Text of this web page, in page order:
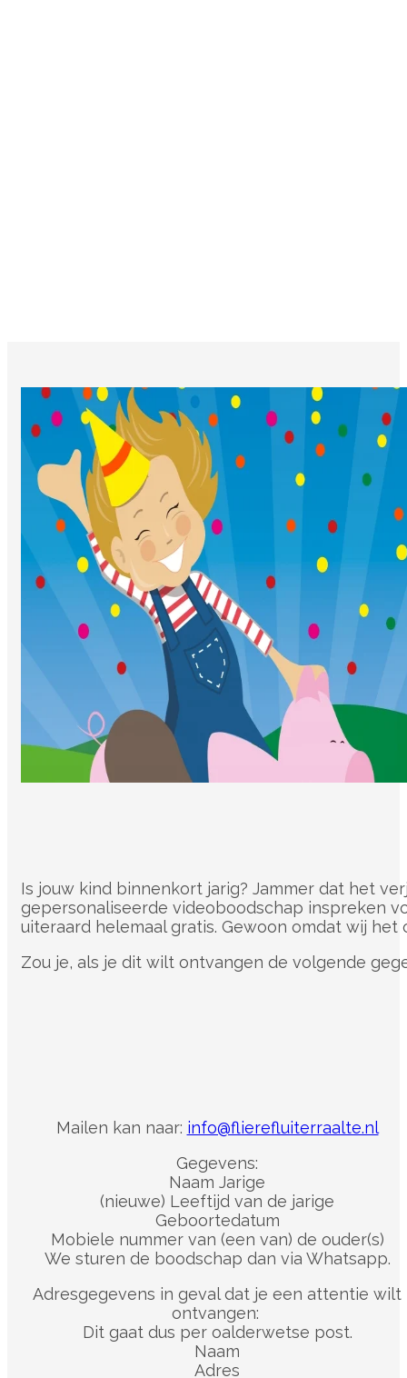
Is jouw kind binnenkort jarig? Jammer dat het
gepersonaliseerde videoboodschap inspreken
uiteraard helemaal gratis. Gewoon omdat wij
Zou je, als je dit wilt ontvangen de volgende
Mailen kan naar: info@flierefluiterraalte.nl
Gegevens:
Naam Jarige
(nieuwe) Leeftijd van de jarige
Geboortedatum
Mobiele nummer van (een van) de ouder(s)
We sturen de boodschap dan via Whatsapp.
Adresgegevens in geval dat je een attentie wilt
ontvangen:
Dit gaat dus per oalderwetse post.
Naam
Adres